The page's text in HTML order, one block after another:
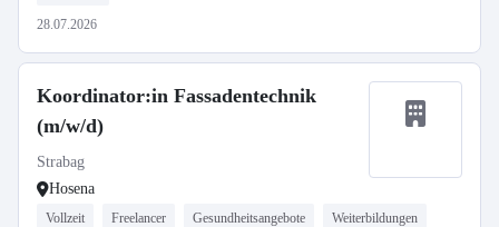
28.07.2026
Koordinator:in Fassadentechnik
(m/w/d)
Strabag
Hosena
Vollzeit Freelancer Gesundheitsangebote Weiterbildungen